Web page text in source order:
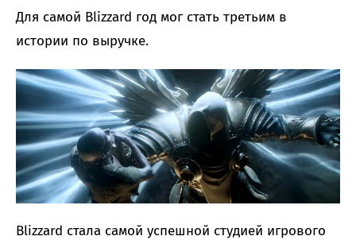
Для самой Blizzard год мог стать третьим в
истории по выручке.
Blizzard стала самой успешной студией игрового